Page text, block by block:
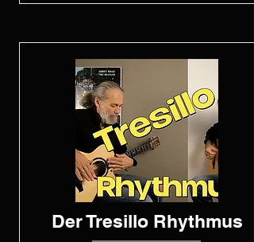
Der Tresillo Rhythmus